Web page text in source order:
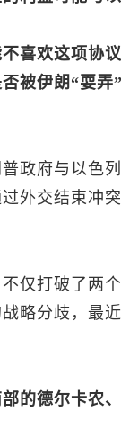
喜欢这项协
被伊朗“耍
政府与以色
外交结束冲
仅打破了两
略分歧，最
的德尔卡农